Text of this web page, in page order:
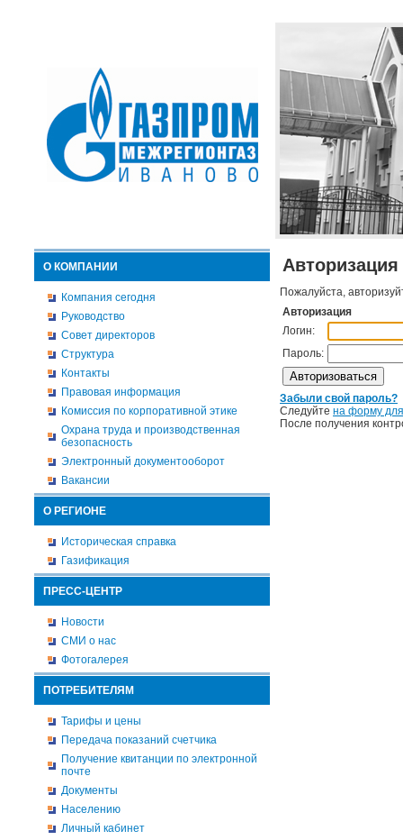
О КОМПАНИИ
Компания сегодня
Руководство
Совет директоров
Структура
Контакты
Правовая информация
Комиссия по корпоративной этике
Охрана труда и производственная
безопасность
Электронный документооборот
Вакансии
О РЕГИОНЕ
Историческая справка
Газификация
ПРЕСС-ЦЕНТР
Новости
СМИ о нас
Фотогалерея
ПОТРЕБИТЕЛЯМ
Тарифы и цены
Передача показаний счетчика
Получение квитанции по электронной
почте
Документы
Населению
Личный кабинет
Авторизация
Пожалуйста,
Авторизация
Логин:
Пароль:
Забыли свой пароль?
Следуйте на форму
После получения